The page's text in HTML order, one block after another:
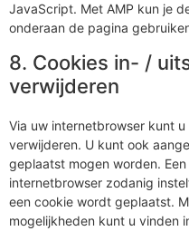
JavaScript. Met AMP kun je
onderaan de pagina
8. Cookies in- /
verwijderen
Via uw internetbrowser kunt
verwijderen. U kunt ook
geplaatst mogen worden.
internetbrowser zodanig
een cookie wordt geplaatst.
mogelijkheden kunt u vinden